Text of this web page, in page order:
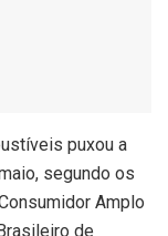
puxou a
segundo os
Amplo
de